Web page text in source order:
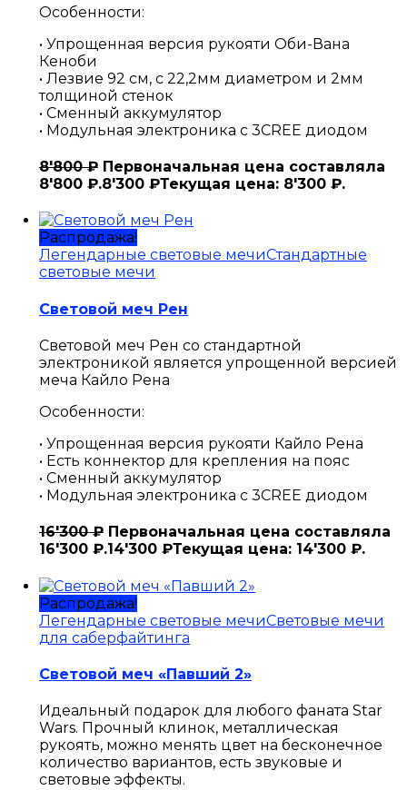
Особенности:
• Упрощенная версия рукояти Оби-Вана
Кеноби
• Лезвие 92 см, с 22,2мм диаметром и 2мм
толщиной стенок
• Сменный аккумулятор
• Модульная электроника с 3CREE диодом
8'800₽ Первоначальная цена составляла
8'800 ₽.8'300 ₽Текущая цена: 8'300 ₽.
Распродажа!
Легендарные световые мечиСтандартные
световые мечи
Световой меч Рен
Световой меч Рен со стандартной
электроникой является упрощенной версией
меча Кайло Рена
Особенности:
• Упрощенная версия рукояти Кайло Рена
• Есть коннектор для крепления на пояс
• Сменный аккумулятор
• Модульная электроника с 3CREE диодом
16'300₽ Первоначальная цена составляла
16'300 ₽.14'300 ₽Текущая цена: 14'300 ₽.
Распродажа!
Легендарные световые мечиСветовые мечи
для саберфайтинга
Световой меч «Павший 2»
Идеальный подарок для любого фаната Star
Wars. Прочный клинок, металлическая
рукоять, можно менять цвет на бесконечное
количество вариантов, есть звуковые и
световые эффекты.